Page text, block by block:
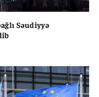
Səudiyyə